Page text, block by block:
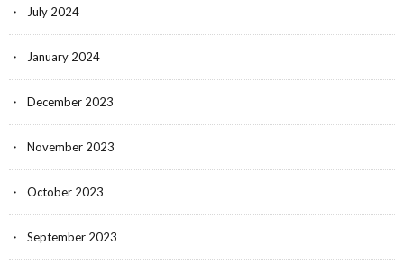
July 2024
January 2024
December 2023
November 2023
October 2023
September 2023